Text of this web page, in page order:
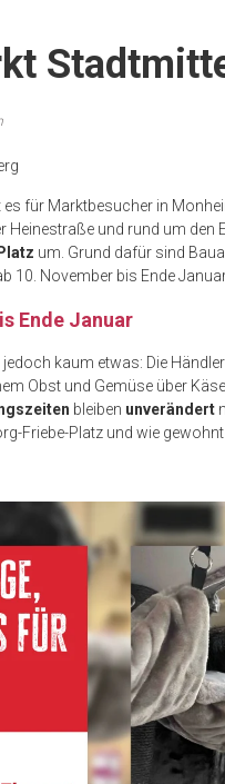
für Marktbesucher in
Heinestraße und rund um
um. Grund dafür sind
10. November bis Ende
Ende Januar
kaum etwas: Die
Obst und Gemüse über
bleiben unverändert
Friebe-Platz und wie